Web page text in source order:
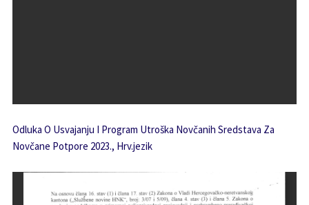
Odluka O Usvajanju I Program Utroška Novčanih Sredstava Za
Novčane Potpore 2023., Hrv.jezik